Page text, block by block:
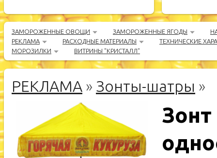
ЗАМОРОЖЕННЫЕ ОВОЩИ ЗАМОРОЖЕННЫЕ ЯГОДЫ
РЕКЛАМА
РАСХОДНЫЕ МАТЕРИАЛЫ
ТЕХНИЧЕСКИЕ
МОРОЗИЛКИ
ВИТРИНЫ "КРИСТАЛЛ"
РЕКЛАМА » Зонты-шатры »
Зонт